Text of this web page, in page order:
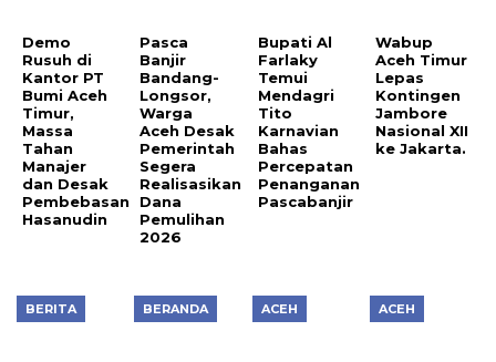
Demo
Rusuh di
Kantor PT
Bumi Aceh
Timur,
Massa
Tahan
Manajer
dan Desak
Pembebasan
Hasanudin
Pasca
Banjir
Bandang-
Longsor,
Warga
Aceh Desak
Pemerintah
Segera
Realisasikan
Dana
Pemulihan
2026
Bupati Al
Farlaky
Temui
Mendagri
Tito
Karnavian
Bahas
Percepatan
Penanganan
Pascabanjir
Wabup
Aceh Timur
Lepas
Kontingen
Jambore
Nasional XII
ke Jakarta.
BERITA BERANDA ACEH ACEH